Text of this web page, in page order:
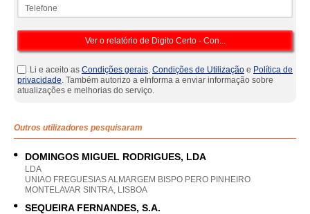
Li e aceito as Condições gerais, Condições de Utilização e Política de
privacidade. Também autorizo a eInforma a enviar informação sobre
atualizações e melhorias do serviço.
Outros utilizadores pesquisaram
DOMINGOS MIGUEL RODRIGUES, LDA
LDA
UNIAO FREGUESIAS ALMARGEM BISPO PERO PINHEIRO
MONTELAVAR SINTRA, LISBOA
SEQUEIRA FERNANDES, S.A.